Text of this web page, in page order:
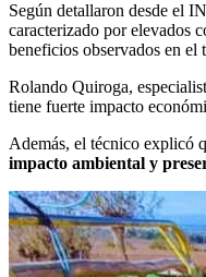
Según detallaron desde el
caracterizado por elevados
beneficios observados en el
Rolando Quiroga,
tiene fuerte impacto
Además, el técnico explicó
impacto ambiental y